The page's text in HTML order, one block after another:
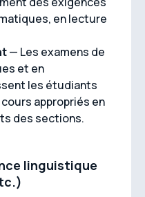
en lecture
— Les examens de
et en
les étudiants
appropriés en
des sections.
linguistique